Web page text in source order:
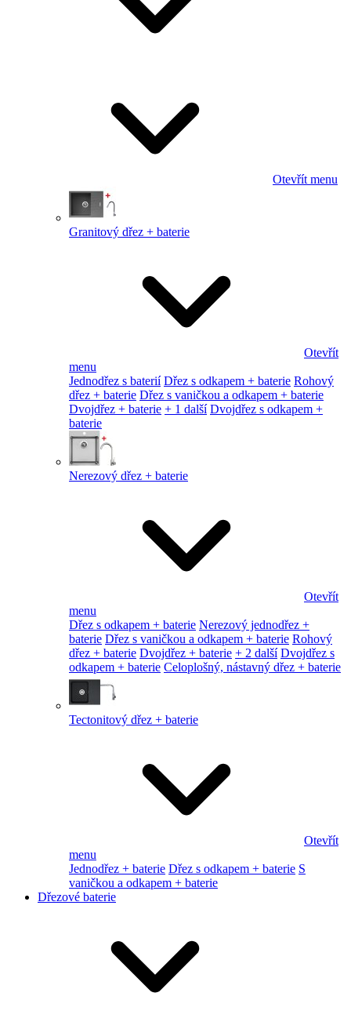
Otevřít menu
Granitový dřez + baterie
Otevřít
menu
Jednodřez s baterií Dřez s odkapem + baterie Rohový
dřez + baterie Dřez s vaničkou a odkapem + baterie
Dvojdřez + baterie + 1 další Dvojdřez s odkapem +
baterie
Nerezový dřez + baterie
Otevřít
menu
Dřez s odkapem + baterie Nerezový jednodřez +
baterie Dřez s vaničkou a odkapem + baterie Rohový
dřez + baterie Dvojdřez + baterie + 2 další Dvojdřez s
odkapem + baterie Celoplošný, nástavný dřez + baterie
Tectonitový dřez + baterie
Otevřít
menu
Jednodřez + baterie Dřez s odkapem + baterie S
vaničkou a odkapem + baterie
Dřezové baterie